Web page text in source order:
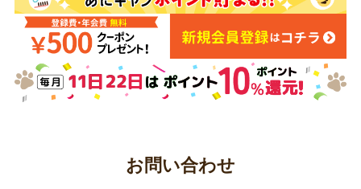
ドッグフード キャットフード
美容・ケア用品 服・おさんぽ用品
アフターサービス
商品リクエスト
お問い合わせ